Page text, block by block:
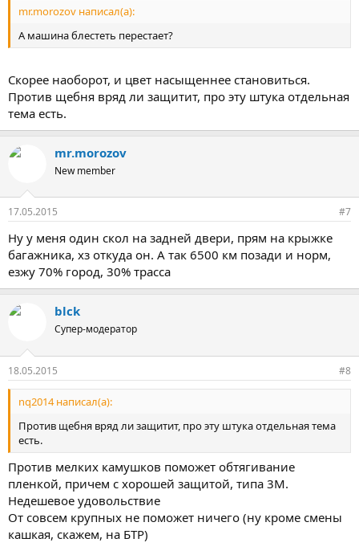
mr.morozov написал(а):
А машина блестеть перестает?
Скорее наоборот, и цвет насыщеннее становиться.
Против щебня вряд ли защитит, про эту штука отдельная
тема есть.
mr.morozov
New member
17.05.2015 #7
Ну у меня один скол на задней двери, прям на крыжке
багажника, хз откуда он. А так 6500 км позади и норм,
езжу 70% город, 30% трасса
blck
Супер-модератор
18.05.2015 #8
nq2014 написал(а):
Против щебня вряд ли защитит, про эту штука отдельная тема
есть.
Против мелких камушков поможет обтягивание
пленкой, причем с хорошей защитой, типа 3M.
Недешевое удовольствие
От совсем крупных не поможет ничего (ну кроме смены
кашкая, скажем, на БТР)